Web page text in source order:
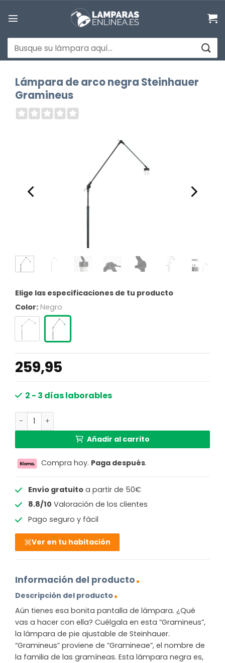
Buscar
por:
Lámpara de arco negra Steinhauer
Gramineus
Elige las especificaciones de tu producto
Color: Negro
259,95
2 - 3 días laborables
Lámpara de arco negra Steinhauer Gramineus cantidad
Añadir al carrito
Compra hoy. Paga después.
Envío gratuitoa partir de 50€
8.8/10 Valoración de los clientes
Pago seguro y fácil
Ver en tu habitación
Información del producto
Descripción del producto
Aún tienes esa bonita pantalla de lámpara. ¿Qué
vas a hacer con ella? Cuélgala en esta “Gramineus”,
la lámpara de pie ajustable de Steinhauer.
“Gramineus” proviene de “Gramineae”, el nombre de
la familia de las gramíneas. Esta lámpara negra es,